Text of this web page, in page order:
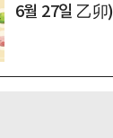
6월 27일 乙卯)